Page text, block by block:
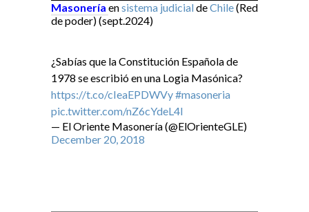
Masonería ensistema judicialdeChile(Red
de poder) (sept.2024)
¿Sabías que la Constitución Española de
1978 se escribió en una Logia Masónica?
https://t.co/cIeaEPDWVy#masoneria
pic.twitter.com/nZ6cYdeL4I
— El Oriente Masonería (@ElOrienteGLE)
December 20, 2018